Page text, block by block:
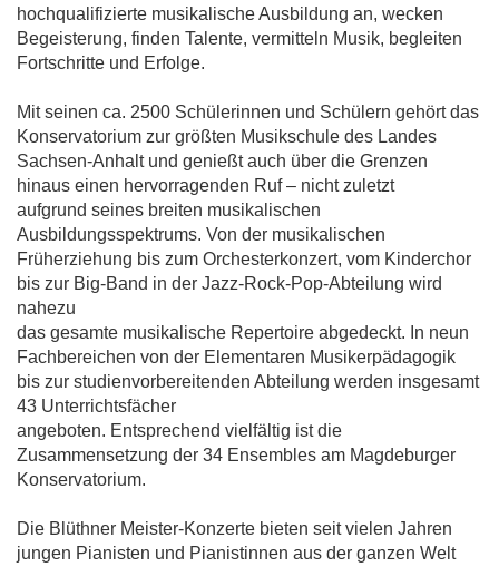
hochqualifizierte musikalische Ausbildung an, wecken
Begeisterung, finden Talente, vermitteln Musik, begleiten
Fortschritte und Erfolge.
Mit seinen ca. 2500 Schülerinnen und Schülern gehört das
Konservatorium zur größten Musikschule des Landes
Sachsen-Anhalt und genießt auch über die Grenzen
hinaus einen hervorragenden Ruf – nicht zuletzt
aufgrund seines breiten musikalischen
Ausbildungsspektrums. Von der musikalischen
Früherziehung bis zum Orchesterkonzert, vom Kinderchor
bis zur Big-Band in der Jazz-Rock-Pop-Abteilung wird
nahezu
das gesamte musikalische Repertoire abgedeckt. In neun
Fachbereichen von der Elementaren Musikerpädagogik
bis zur studienvorbereitenden Abteilung werden insgesamt
43 Unterrichtsfächer
angeboten. Entsprechend vielfältig ist die
Zusammensetzung der 34 Ensembles am Magdeburger
Konservatorium.
Die Blüthner Meister-Konzerte bieten seit vielen Jahren
jungen Pianisten und Pianistinnen aus der ganzen Welt